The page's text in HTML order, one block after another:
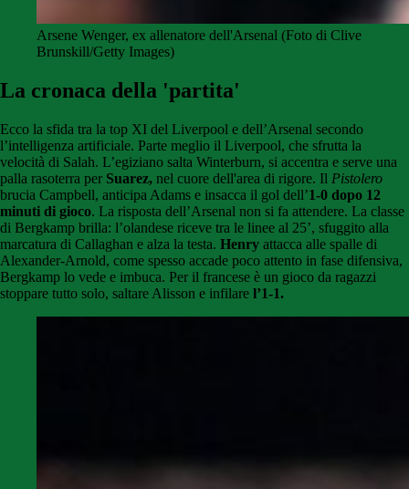
Arsene Wenger, ex allenatore dell'Arsenal (Foto di Clive
Brunskill/Getty Images)
La cronaca della 'partita'
Ecco la sfida tra la top XI del Liverpool e dell’Arsenal secondo
l’intelligenza artificiale. Parte meglio il Liverpool, che sfrutta la
velocità di Salah. L’egiziano salta Winterburn, si accentra e serve una
palla rasoterra per Suarez, nel cuore dell'area di rigore. Il Pistolero
brucia Campbell, anticipa Adams e insacca il gol dell’1-0 dopo 12
minuti di gioco. La risposta dell’Arsenal non si fa attendere. La classe
di Bergkamp brilla: l’olandese riceve tra le linee al 25’, sfuggito alla
marcatura di Callaghan e alza la testa. Henry attacca alle spalle di
Alexander-Arnold, come spesso accade poco attento in fase difensiva,
Bergkamp lo vede e imbuca. Per il francese è un gioco da ragazzi
stoppare tutto solo, saltare Alisson e infilare l’1-1.